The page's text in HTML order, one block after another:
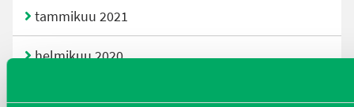
tammikuu 2021
helmikuu 2020